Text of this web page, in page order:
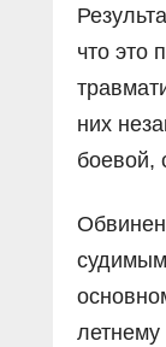
что это
них
боевой,